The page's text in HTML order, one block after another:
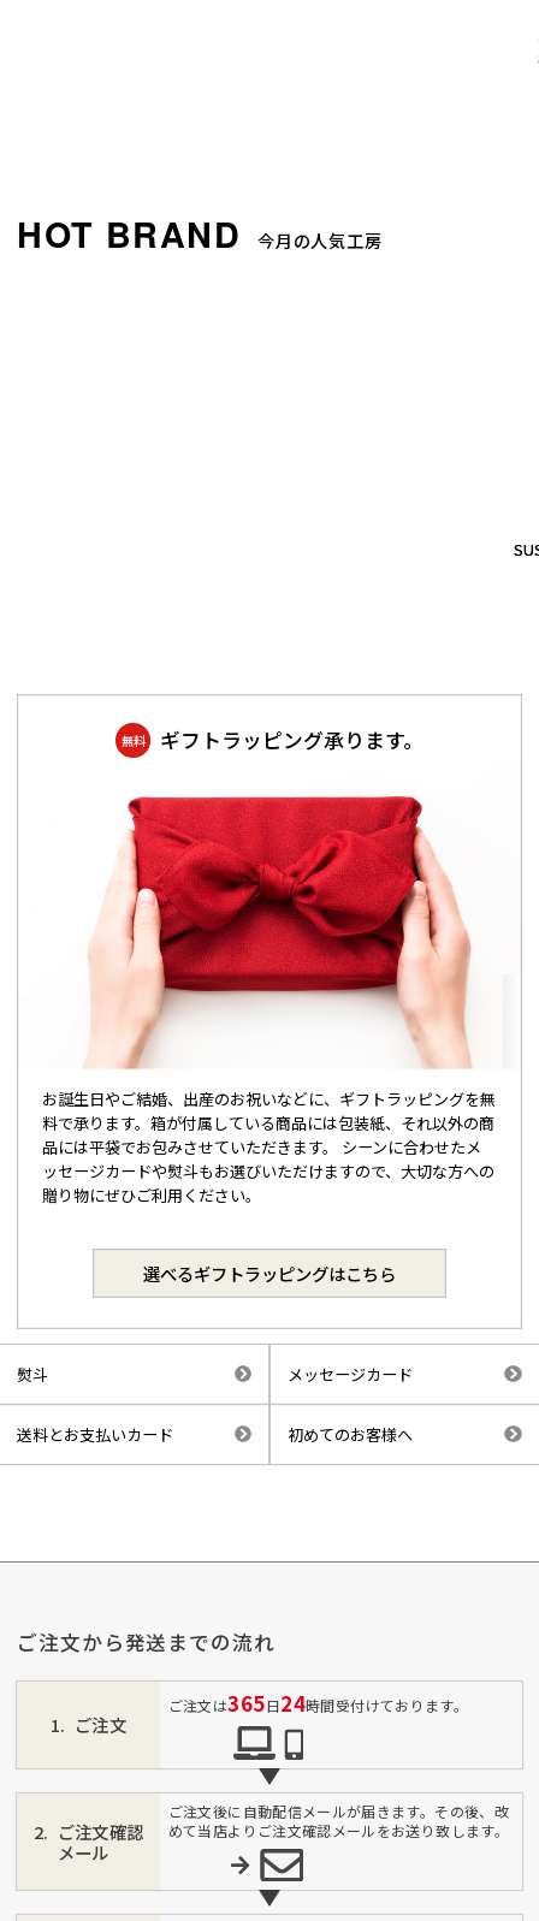
今月の人気工房
無料 ギフトラッピング承ります。
お誕生日やご結婚、出産のお祝いなどに、ギフトラッピングを無
料で承ります。箱が付属している商品には包装紙、それ以外の商
品には平袋でお包みさせていただきます。 シーンに合わせたメ
ッセージカードや熨斗もお選びいただけますので、大切な方への
贈り物にぜひご利用ください。
選べるギフトラッピングはこちら
熨斗 メッセージカード
送料とお支払いカード 初めてのお客様へ
ご注文から発送までの流れ
ご注文
ご注文は365日24時間受付けております。
ご注文確認
メール
ご注文後に自動配信メールが届きます。その後、改
めて当店よりご注文確認メールをお送り致します。